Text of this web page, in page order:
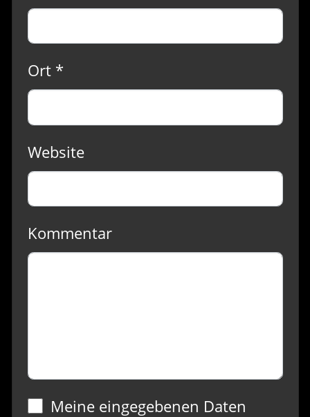
Ort *
Website
Kommentar
Meine eingegebenen Daten